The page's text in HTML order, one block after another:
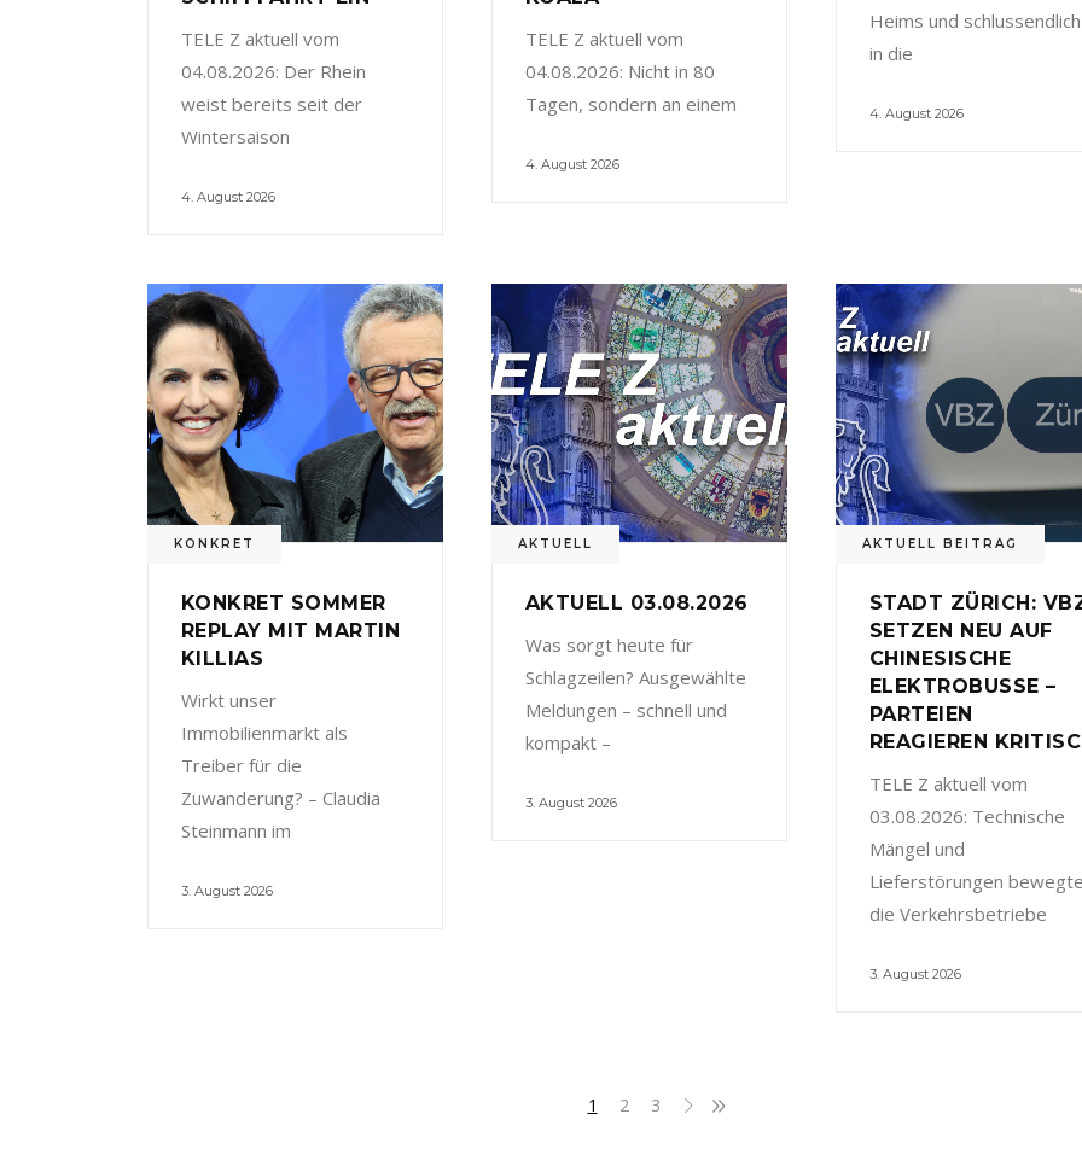
TELE Z aktuell vom
04.08.2026: Der Rhein
weist bereits seit der
Wintersaison
4. August 2026
TELE Z aktuell vom
04.08.2026: Nicht in 80
Tagen, sondern an einem
4. August 2026
Heims und schlussendlich
in die
4. August 2026
KONKRET
KONKRET SOMMER
REPLAY MIT MARTIN
KILLIAS
Wirkt unser
Immobilienmarkt als
Treiber für die
Zuwanderung? – Claudia
Steinmann im
3. August 2026
AKTUELL
AKTUELL 03.08.2026
Was sorgt heute für
Schlagzeilen? Ausgewählte
Meldungen – schnell und
kompakt –
3. August 2026
AKTUELL BEITRAG
STADT ZÜRICH:
SETZEN NEU AUF
CHINESISCHE
ELEKTROBUSSE –
PARTEIEN
REAGIEREN
TELE Z aktuell vom
03.08.2026: Technische
Mängel und
Lieferstörungen
die Verkehrsbetriebe
3. August 2026
1 2 3